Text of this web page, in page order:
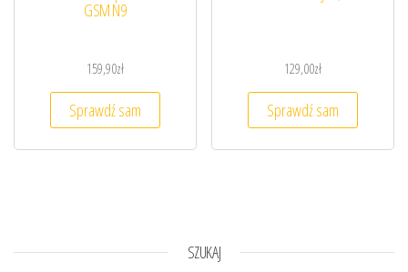
GSM N9
159,90zł
Sprawdź sam
129,00zł
Sprawdź sam
SZUKAJ